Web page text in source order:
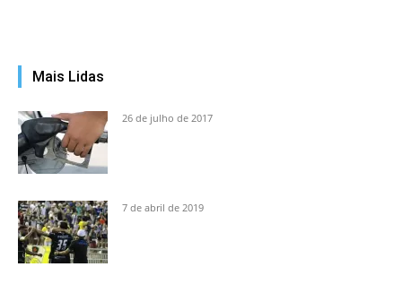
Mais Lidas
26 de julho de 2017
7 de abril de 2019